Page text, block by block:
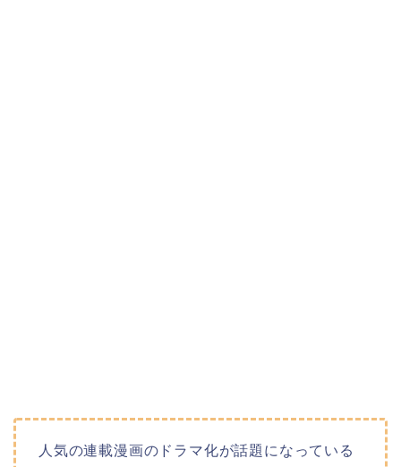
人気の連載漫画のドラマ化が話題になって いる